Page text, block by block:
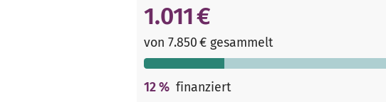
1.011 €
von 7.850 € gesammelt
12% finanziert